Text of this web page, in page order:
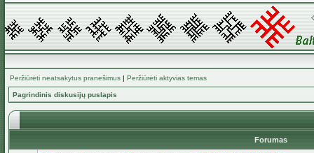
Peržiūrėti neatsakytus pranešimus | Peržiūrėti aktyvias temas
Pagrindinis diskusijų puslapis
Forumas